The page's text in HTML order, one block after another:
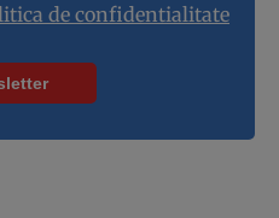
de confidentialitate